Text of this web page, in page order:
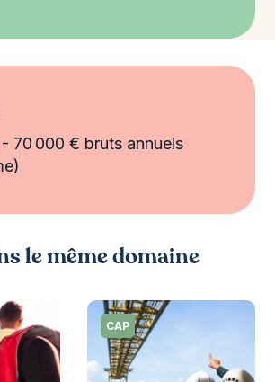
70 000 € bruts annuels
le même domaine
CAP